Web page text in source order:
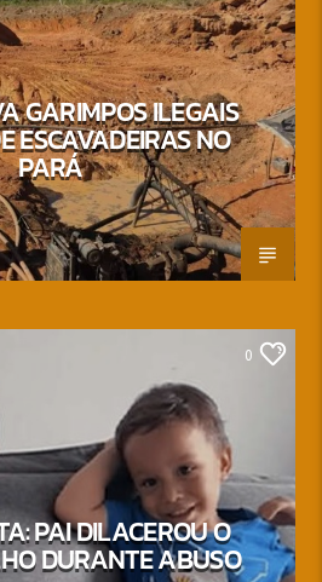
GARIMPOS ILEGAIS
ESCAVADEIRAS NO
PARÁ
0
PAI DILACEROU O
DURANTE ABUSO